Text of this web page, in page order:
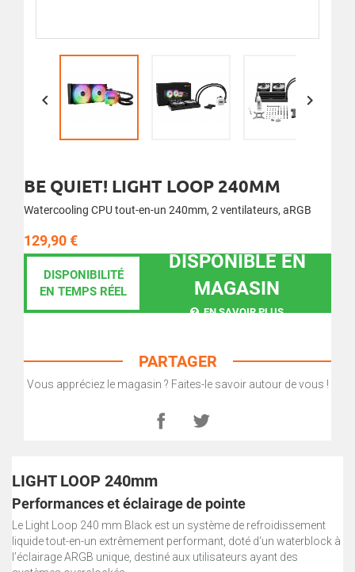
 
BE QUIET! LIGHT LOOP 240MM
Watercooling CPU tout-en-un 240mm, 2 ventilateurs, aRGB
129,90 €
DISPONIBILITÉ
EN TEMPS RÉEL
DISPONIBLE EN
MAGASIN
EN SAVOIR PLUS
PARTAGER
Vous appréciez le magasin ? Faites-le savoir autour de vous !
LIGHT LOOP 240mm
Performances et éclairage de pointe
Le Light Loop 240 mm Black est un système de refroidissement
liquide tout-en-un extrêmement performant, doté d‘un waterblock à
l’éclairage ARGB unique, destiné aux utilisateurs ayant des